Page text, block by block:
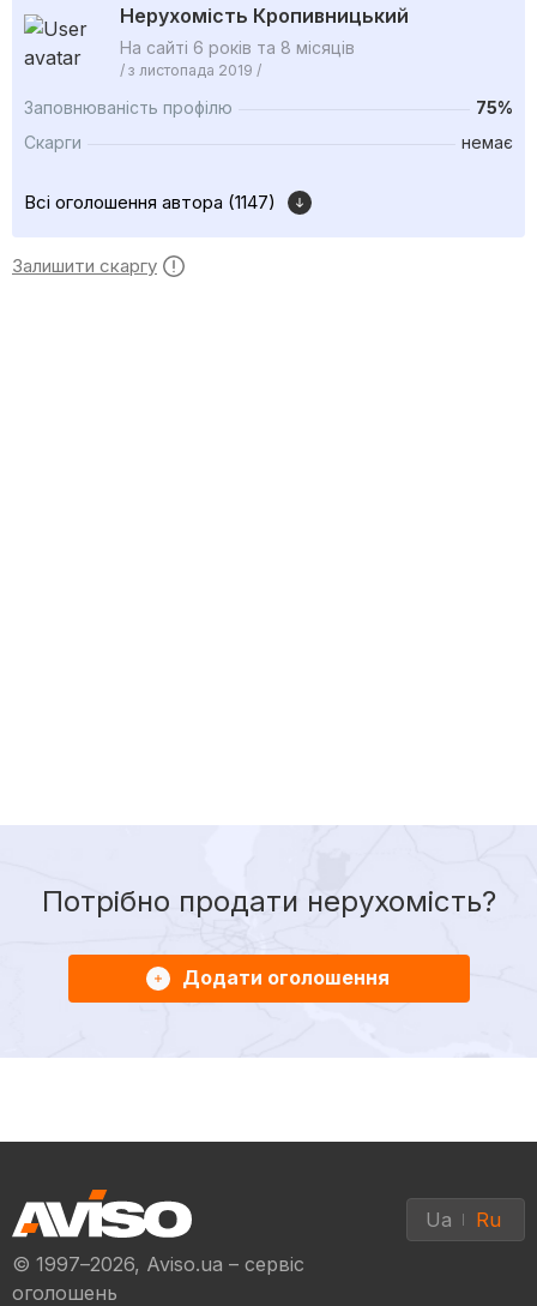
Нерухомість Кропивницький
На сайті 6 років та 8 місяців
/ з листопада 2019 /
Заповнюваність профілю
75%
Скарги
немає
Всі оголошення автора (1147)
Залишити скаргу
Потрібно продати нерухомість?
Додати оголошення
© 1997–2026, Aviso.ua – сервіс
оголошень
Ua Ru